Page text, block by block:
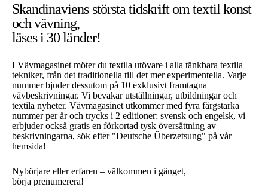
Skandinaviens största tidskrift om textil konst
och vävning,
läses i 30 länder!
I Vävmagasinet möter du textila utövare i alla tänkbara textila
tekniker, från det traditionella till det mer experimentella. Varje
nummer bjuder dessutom på 10 exklusivt framtagna
vävbeskrivningar. Vi bevakar utställningar, utbildningar och
textila nyheter. Vävmagasinet utkommer med fyra färgstarka
nummer per år och trycks i 2 editioner: svensk och engelsk, vi
erbjuder också gratis en förkortad tysk översättning av
beskrivningarna, sök efter "Deutsche Überzetsung" på vår
hemsida!
Nybörjare eller erfaren – välkommen i gänget,
börja prenumerera!